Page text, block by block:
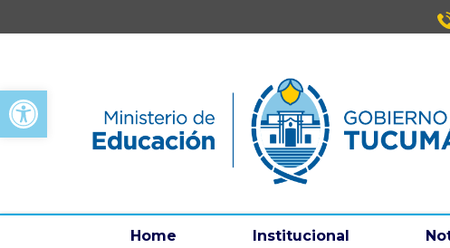
Open toolbar
Home Institucional